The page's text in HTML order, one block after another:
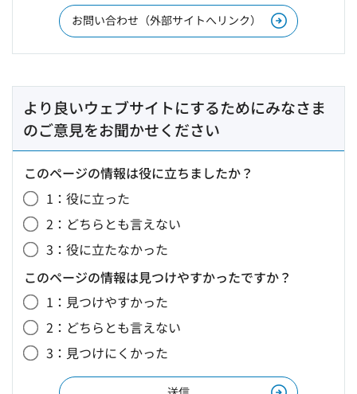
お問い合わせ（外部サイトへリンク）
より良いウェブサイトにするためにみなさま
のご意見をお聞かせください
このページの情報は役に立ちましたか？
1：役に立った
2：どちらとも言えない
3：役に立たなかった
このページの情報は見つけやすかったですか？
1：見つけやすかった
2：どちらとも言えない
3：見つけにくかった